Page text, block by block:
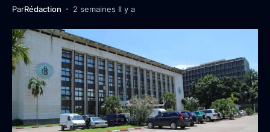
ParRédaction 2 semaines Il y a